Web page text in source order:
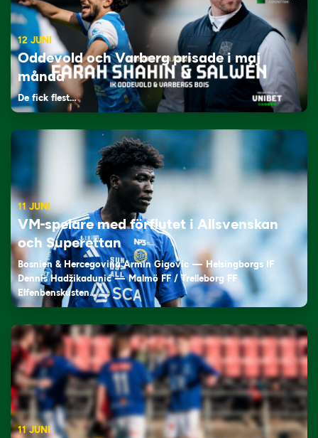
12 JUNI
Oddevold och Varberg prisade i maj
månad
De fick flest…
11 JUNI
VM-spelare med förflutet i Allsvenskan
och Superettan
Bosnien & Hercegovina Armin Gigovic — Helsingborgs IF
Dennis Hadžikadunić — Malmö FF / Trelleborg FF
Elfenbenskusten…
11 JUNI